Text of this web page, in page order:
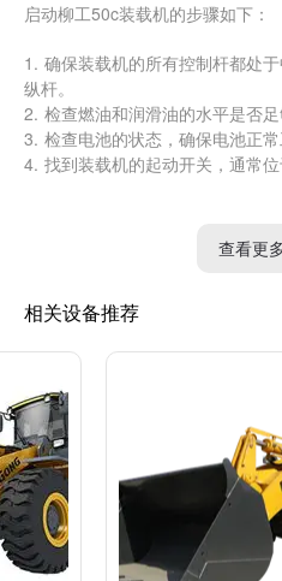
启动柳工50c装载机的步骤如下：
1. 确保装载机的所有控制杆都处
纵杆。
2. 检查燃油和润滑油的水平是否足
3. 检查电池的状态，确保电池正常
4. 找到装载机的起动开关，通常位
7. 用脚踩下制动踏板，然后按下
9. 确保装载机的液压油压力正常，
请注意，上述步骤只是一个常规
体型号的装载机而有所不同。因
用手册或咨询专业人士以获取准确
查看更
相关设备推荐